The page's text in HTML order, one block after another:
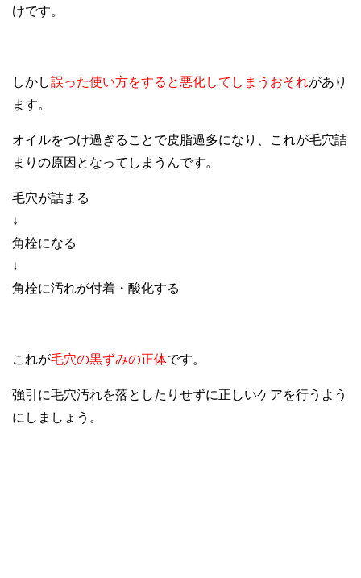
けです。
しかし誤った使い方をすると悪化してしまうおそれがあり
ます。
オイルをつけ過ぎることで皮脂過多になり、これが毛穴詰
まりの原因となってしまうんです。
毛穴が詰まる
↓
角栓になる
↓
角栓に汚れが付着・酸化する
これが毛穴の黒ずみの正体です。
強引に毛穴汚れを落としたりせずに正しいケアを行うよう
にしましょう。